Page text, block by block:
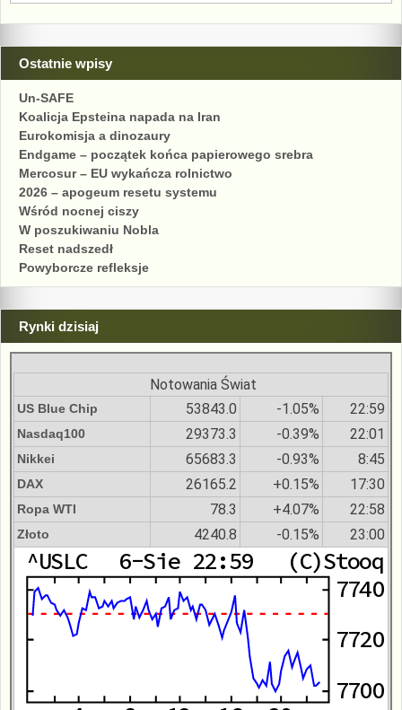
Ostatnie wpisy
Un-SAFE
Koalicja Epsteina napada na Iran
Eurokomisja a dinozaury
Endgame – początek końca papierowego srebra
Mercosur – EU wykańcza rolnictwo
2026 – apogeum resetu systemu
Wśród nocnej ciszy
W poszukiwaniu Nobla
Reset nadszedł
Powyborcze refleksje
Rynki dzisiaj
Notowania Świat
US Blue Chip 53843.0 -1.05% 22:59
Nasdaq100 29373.3 -0.39% 22:01
Nikkei 65683.3 -0.93% 8:45
DAX 26165.2 +0.15% 17:30
Ropa WTI 78.3 +4.07% 22:58
Złoto 4240.8 -0.15% 23:00